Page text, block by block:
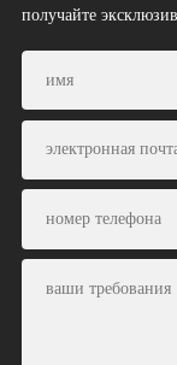
получайте